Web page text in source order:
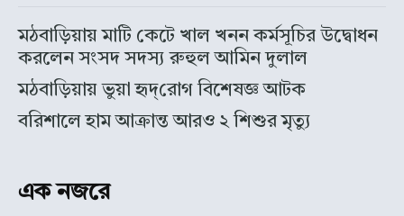
মঠবাড়িয়ায় মাটি কেটে খাল খনন কর্মসূচির উদ্বোধন
করলেন সংসদ সদস্য রুহুল আমিন দুলাল
মঠবাড়িয়ায় ভুয়া হৃদ্‌রোগ বিশেষজ্ঞ আটক
বরিশালে হাম আক্রান্ত আরও ২ শিশুর মৃত্যু
এক নজরে